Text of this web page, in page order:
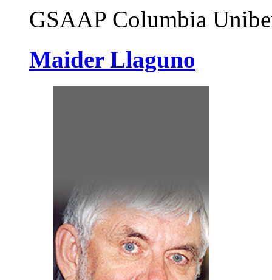
GSAAP Columbia
Maider Llaguno